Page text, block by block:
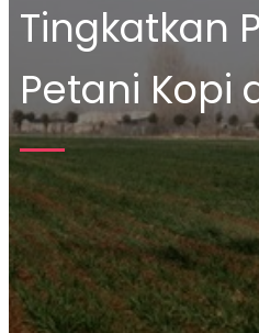
Tingkatkan
Petani Kopi